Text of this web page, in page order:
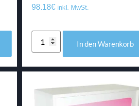
98.18€ inkl. MwSt.
In den Warenkorb